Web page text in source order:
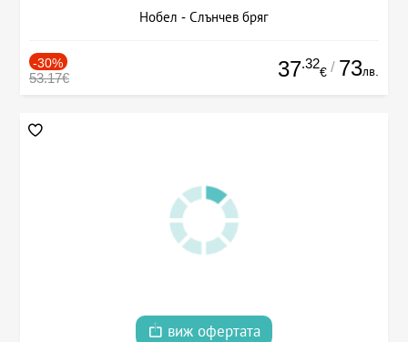
Нобел - Слънчев бряг
-30%
53.17€ 37.32
€ / 73лв.
виж офертата